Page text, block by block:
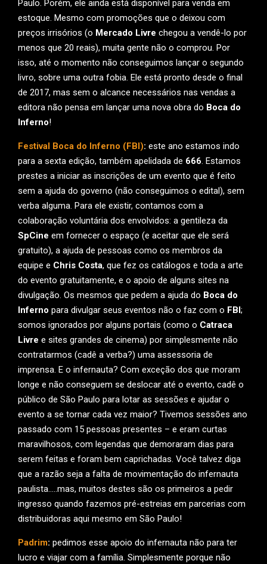
Paulo. Porém, ele ainda está disponível para venda em
estoque. Mesmo com promoções que o deixou com
preços irrisórios (o Mercado Livre chegou a vendê-lo por
menos que 20 reais), muita gente não o comprou. Por
isso, até o momento não conseguimos lançar o segundo
livro, sobre uma outra fobia. Ele está pronto desde o final
de 2017, mas sem o alcance necessários nas vendas a
editora não pensa em lançar uma nova obra do Boca do
Inferno!
Festival Boca do Inferno (FBI): este ano estamos indo
para a sexta edição, também apelidada de 666. Estamos
prestes a iniciar as inscrições de um evento que é feito
sem a ajuda do governo (não conseguimos o edital), sem
verba alguma. Para ele existir, contamos com a
colaboração voluntária dos envolvidos: a gentileza da
SpCine em fornecer o espaço (e aceitar que ele será
gratuito), a ajuda de pessoas como os membros da
equipe e Chris Costa, que fez os catálogos e toda a arte
do evento gratuitamente, e o apoio de alguns sites na
divulgação. Os mesmos que pedem a ajuda do Boca do
Inferno para divulgar seus eventos não o faz com o FBI;
somos ignorados por alguns portais (como o Catraca
Livre e sites grandes de cinema) por simplesmente não
contratarmos (cadê a verba?) uma assessoria de
imprensa. E o infernauta? Com exceção dos que moram
longe e não conseguem se deslocar até o evento, cadê o
público de São Paulo para lotar as sessões e ajudar o
evento a se tornar cada vez maior? Tivemos sessões ano
passado com 15 pessoas presentes – e eram curtas
maravilhosos, com legendas que demoraram dias para
serem feitas e foram bem caprichadas. Você talvez diga
que a razão seja a falta de movimentação do infernauta
paulista…..mas, muitos destes são os primeiros a pedir
ingresso quando fazemos pré-estreias em parcerias com
distribuidoras aqui mesmo em São Paulo!
Padrim: pedimos esse apoio do infernauta não para ter
lucro e viajar com a família. Simplesmente porque não